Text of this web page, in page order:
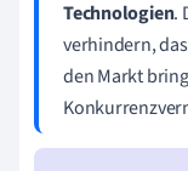
Technologien.
verhindern,
den Markt